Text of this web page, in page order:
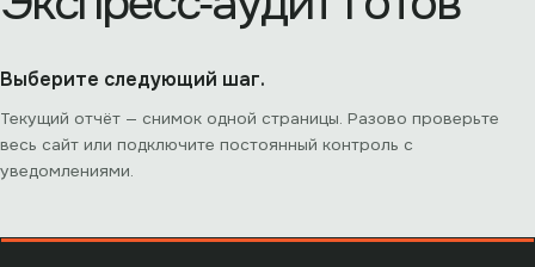
Выберите следующий шаг.
Текущий отчёт — снимок одной страницы. Разово проверьте
весь сайт или подключите постоянный контроль с
уведомлениями.